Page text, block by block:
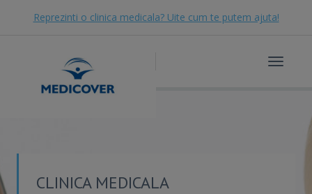
Reprezinti o clinica medicala? Uite cum te putem ajuta!
Toggle
CLINICA MEDICALA